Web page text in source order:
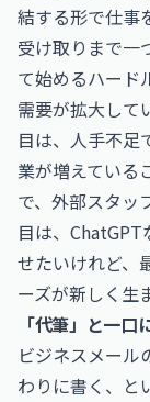
結する形で仕事
受け取りまで一
て始めるハード
需要が拡大して
目は、人手不足
業が増えている
で、外部スタッ
目は、
せたいけれど、
ーズが新しく生
「代筆」と一
ビジネスメール
わりに書く、と